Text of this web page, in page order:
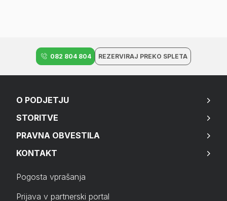
082 804 804 REZERVIRAJ PREKO SPLETA
O PODJETJU
STORITVE
PRAVNA OBVESTILA
KONTAKT
Pogosta vprašanja
Prijava v partnerski portal